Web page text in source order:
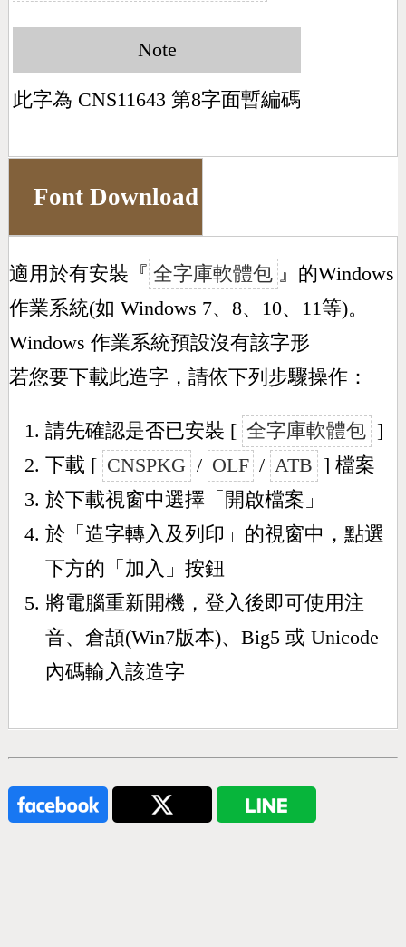
Note
此字為 CNS11643 第8字面暫編碼
Font Download
適用於有安裝『 全字庫軟體包 』的Windows
作業系統(如 Windows 7、8、10、11等)。
Windows 作業系統預設沒有該字形
若您要下載此造字，請依下列步驟操作：
請先確認是否已安裝 [ 全字庫軟體包 ]
下載 [ CNSPKG / OLF / ATB ] 檔案
於下載視窗中選擇「開啟檔案」
於「造字轉入及列印」的視窗中，點選
下方的「加入」按鈕
將電腦重新開機，登入後即可使用注
音、倉頡(Win7版本)、Big5 或 Unicode
內碼輸入該造字